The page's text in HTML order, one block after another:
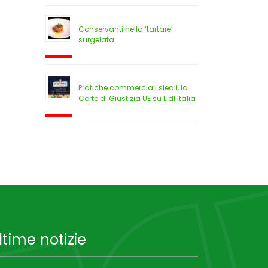
Conservanti nella ‘tartare’
surgelata
Pratiche commerciali sleali, la
Corte di Giustizia UE su Lidl Italia
notizie